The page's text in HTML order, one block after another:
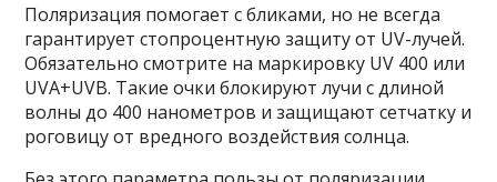
Поляризация помогает с бликами, но не всегда
гарантирует стопроцентную защиту от UV-лучей.
Обязательно смотрите на маркировку UV 400 или
UVA+UVB. Такие очки блокируют лучи с длиной
волны до 400 нанометров и защищают сетчатку и
роговицу от вредного воздействия солнца.